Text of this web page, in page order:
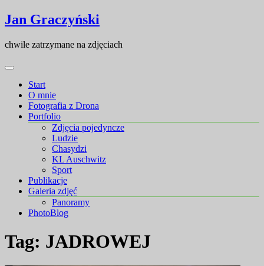
Skip
to
Skip
to
Jan Graczyński
chwile zatrzymane na zdjęciach
Start
O mnie
Fotografia z Drona
Portfolio
Zdjęcia pojedyncze
Ludzie
Chasydzi
KL Auschwitz
Sport
Publikacje
Galeria zdjęć
Panoramy
PhotoBlog
Tag: JADROWEJ